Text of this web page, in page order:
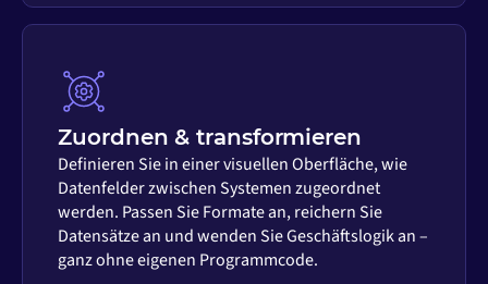
Zuordnen & transformieren
Definieren Sie in einer visuellen Oberfläche, wie
Datenfelder zwischen Systemen zugeordnet
werden. Passen Sie Formate an, reichern Sie
Datensätze an und wenden Sie Geschäftslogik an –
ganz ohne eigenen Programmcode.